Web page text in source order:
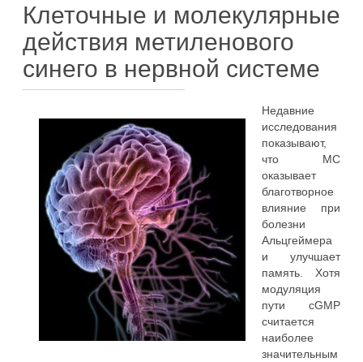
Клеточные и молекулярные
действия метиленового
синего в нервной системе
Недавние
исследования
показывают,
что МС
оказывает
благотворное
влияние при
болезни
Альцгеймера
и улучшает
память. Хотя
модуляция
пути cGMP
считается
наиболее
значительным